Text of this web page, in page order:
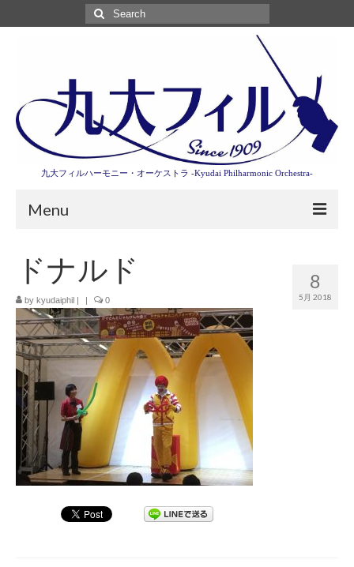
Search
for:
九大フィルハーモニー・オーケストラ -Kyudai Philharmonic Orchestra-
Menu
演奏会情報
卒業記念演奏会2027
九大フィルとは
九大フィルの歴史
ご寄付のお願い
演奏会の歴史
出張演奏
九大フィル特集ページ
8
5月 2018
ドナルド
by kyudaiphil 0